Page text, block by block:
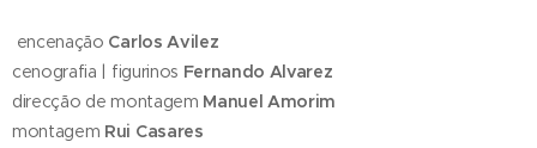
encenação Carlos Avilez
cenografia | figurinos Fernando Alvarez
direcção de montagem Manuel Amorim
montagem Rui Casares